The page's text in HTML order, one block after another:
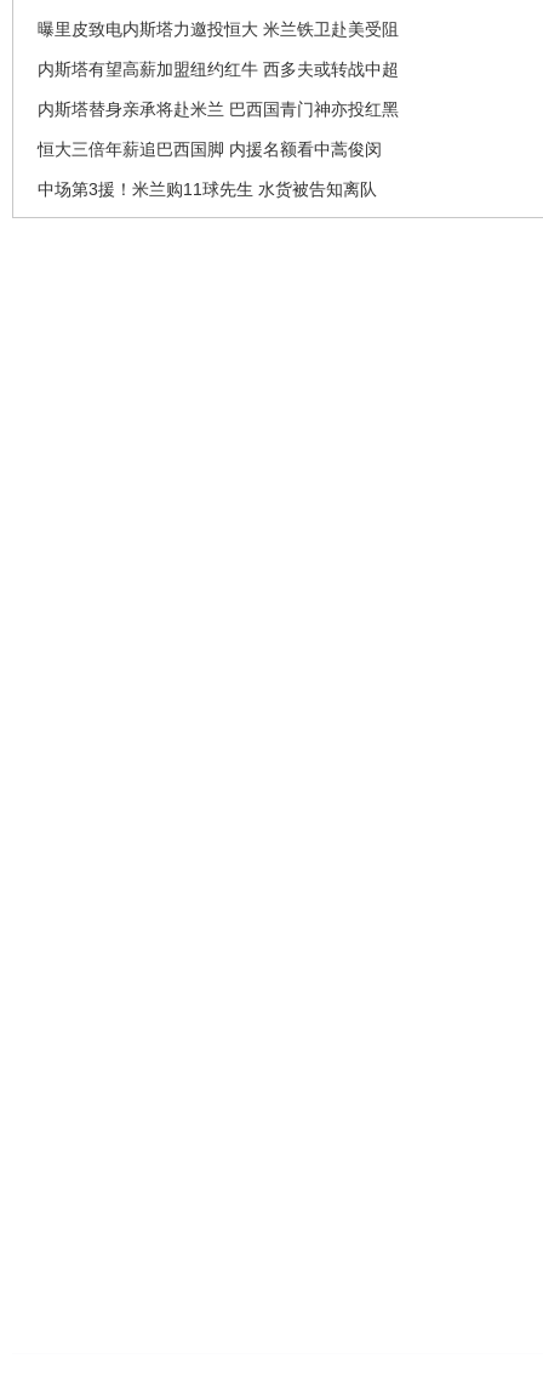
曝里皮致电内斯塔力邀投恒大 米兰铁卫赴美受阻
内斯塔有望高薪加盟纽约红牛 西多夫或转战中超
内斯塔替身亲承将赴米兰 巴西国青门神亦投红黑
恒大三倍年薪追巴西国脚 内援名额看中蒿俊闵
中场第3援！米兰购11球先生 水货被告知离队